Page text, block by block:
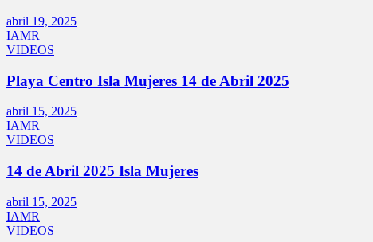
abril 19, 2025
IAMR
VIDEOS
Playa Centro Isla Mujeres 14 de Abril 2025
abril 15, 2025
IAMR
VIDEOS
14 de Abril 2025 Isla Mujeres
abril 15, 2025
IAMR
VIDEOS